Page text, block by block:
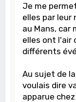
Je me
elles par leur
au Mans, car
elles ont l'air
différents
Au sujet de
voulais dire
apparue